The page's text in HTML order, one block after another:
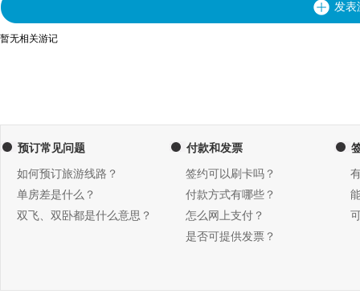
发表
暂无相关游记
预订常见问题
如何预订旅游线路？
单房差是什么？
双飞、双卧都是什么意思？
付款和发票
签约可以刷卡吗？
付款方式有哪些？
怎么网上支付？
是否可提供发票？